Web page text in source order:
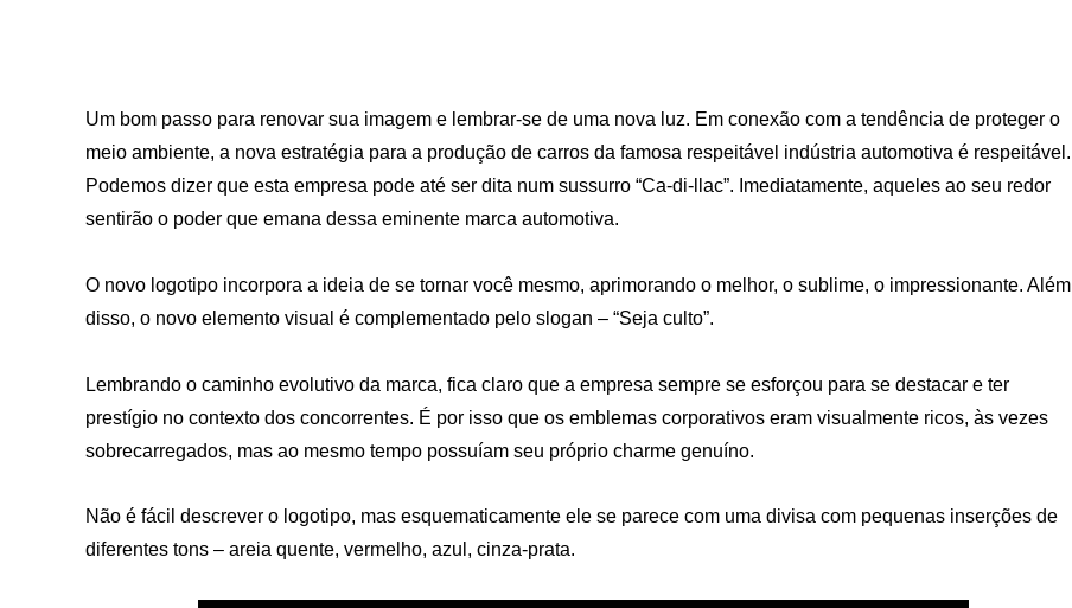
Um bom passo para renovar sua imagem e lembrar-se de uma nova luz. Em conexão com a tendência de proteger o
meio ambiente, a nova estratégia para a produção de carros da famosa respeitável indústria automotiva é respeitável.
Podemos dizer que esta empresa pode até ser dita num sussurro “Ca-di-llac”. Imediatamente, aqueles ao seu redor
sentirão o poder que emana dessa eminente marca automotiva.
O novo logotipo incorpora a ideia de se tornar você mesmo, aprimorando o melhor, o sublime, o impressionante. Além
disso, o novo elemento visual é complementado pelo slogan – “Seja culto”.
Lembrando o caminho evolutivo da marca, fica claro que a empresa sempre se esforçou para se destacar e ter
prestígio no contexto dos concorrentes. É por isso que os emblemas corporativos eram visualmente ricos, às vezes
sobrecarregados, mas ao mesmo tempo possuíam seu próprio charme genuíno.
Não é fácil descrever o logotipo, mas esquematicamente ele se parece com uma divisa com pequenas inserções de
diferentes tons – areia quente, vermelho, azul, cinza-prata.